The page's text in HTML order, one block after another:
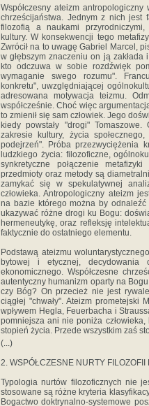
Współczesny ateizm
chrześcijaństwa. Jednym z nich jest
filozofią a naukami przyrodniczymi,
kultury. W konsekwencji tego
Zwrócił na to uwagę Gabriel Marcel,
w głębszym znaczeniu on ją
kto odczuwa w sobie rozdźwięk
wymaganie swego rozumu".
konkretu", uwzględniającej
adresowana motywacja teizmu.
współcześnie. Choć więc
to zmienił się sam człowiek. Jego
kiedy powstały "drogi"
zakresie kultury, życia
podejrzeń". Próba przezwyciężenia
ludzkiego życia: filozoficzne,
synkretyczne połączenie
przedmioty oraz metody są
zamykać się w spekulatywnej
człowieka. Antropologiczny ateizm
na bazie któ­rego można by
ukazywać różne drogi ku Bogu:
hermeneutykę, oraz refleksję
faktycznie do ostatniego elementu.
Podstawą ateizmu
bytowej i etycznej, decydowania
ekonomicznego. Współczesne
autentyczny humanizm oparty na
czy Bóg? On przecież nie jest
ciągłej "chwały". Ateizm
wpływem Hegla, Feuerbacha i
pomniejsza ani nie poniża
stopień życia. Przede wszystkim zaś
(...)
2. WSPÓŁCZESNE NURTY FILOZOFII
Typologia nurtów filozoficznych nie
stosowane są różne kryteria
Bogactwo doktrynalno-systemowe